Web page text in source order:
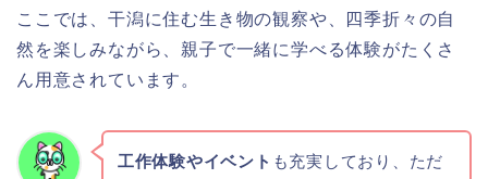
ここでは、干潟に住む生き物の観察や、四季折々の自
然を楽しみながら、親子で一緒に学べる体験がたくさ
ん用意されています。
工作体験やイベント も充実しており、ただ